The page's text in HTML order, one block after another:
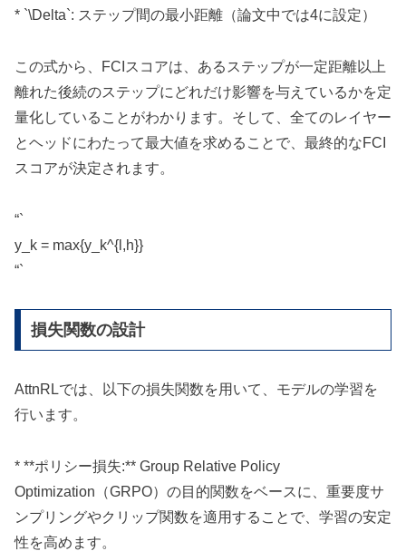
* `\Delta`: ステップ間の最小距離（論文中では4に設定）
この式から、FCIスコアは、あるステップが一定距離以上
離れた後続のステップにどれだけ影響を与えているかを定
量化していることがわかります。そして、全てのレイヤー
とヘッドにわたって最大値を求めることで、最終的なFCI
スコアが決定されます。
“`
y_k = max{y_k^{l,h}}
“`
損失関数の設計
AttnRLでは、以下の損失関数を用いて、モデルの学習を
行います。
* **ポリシー損失:** Group Relative Policy
Optimization（GRPO）の目的関数をベースに、重要度サ
ンプリングやクリップ関数を適用することで、学習の安定
性を高めます。